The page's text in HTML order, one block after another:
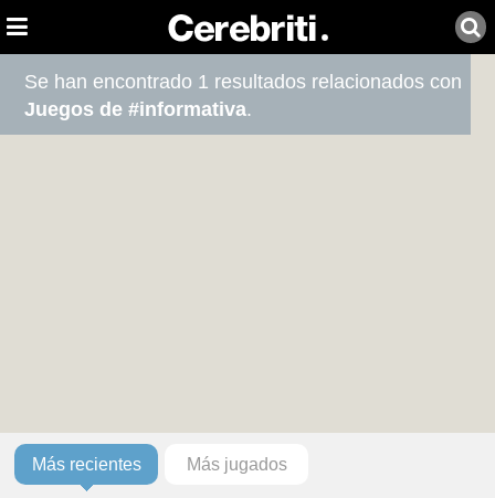
Se han encontrado 1 resultados relacionados con
Juegos de #informativa.
Más recientes Más jugados